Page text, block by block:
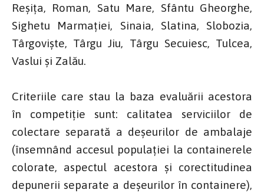
Reşiţa, Roman, Satu Mare, Sfântu Gheorghe,
Sighetu Marmaţiei, Sinaia, Slatina, Slobozia,
Târgovişte, Târgu Jiu, Târgu Secuiesc, Tulcea,
Vaslui și Zalău.
Criteriile care stau la baza evaluării acestora
în competiție sunt: calitatea serviciilor de
colectare separată a deșeurilor de ambalaje
(însemnând accesul populației la containerele
colorate, aspectul acestora și corectitudinea
depunerii separate a deșeurilor în containere),